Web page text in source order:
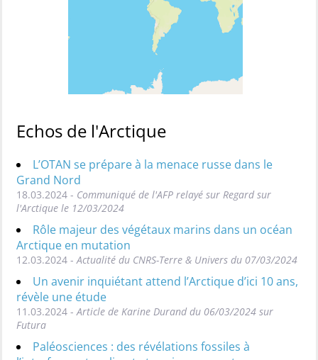
Echos de l'Arctique
L’OTAN se prépare à la menace russe dans le
Grand Nord
18.03.2024 - Communiqué de l'AFP relayé sur Regard sur
l'Arctique le 12/03/2024
Rôle majeur des végétaux marins dans un océan
Arctique en mutation
12.03.2024 - Actualité du CNRS-Terre & Univers du 07/03/2024
Un avenir inquiétant attend l’Arctique d’ici 10 ans,
révèle une étude
11.03.2024 - Article de Karine Durand du 06/03/2024 sur
Futura
Paléosciences : des révélations fossiles à